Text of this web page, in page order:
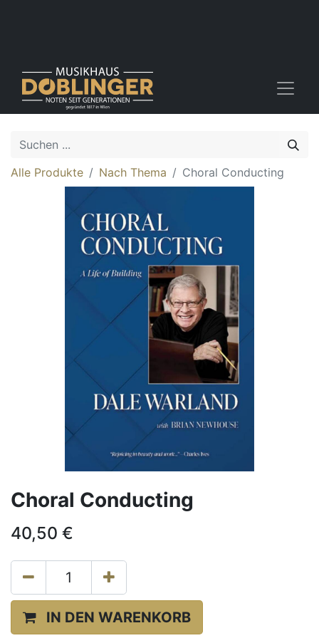
Alle Produkte Nach Thema Choral Conducting
Choral Conducting
40,50 €
IN DEN WARENKORB